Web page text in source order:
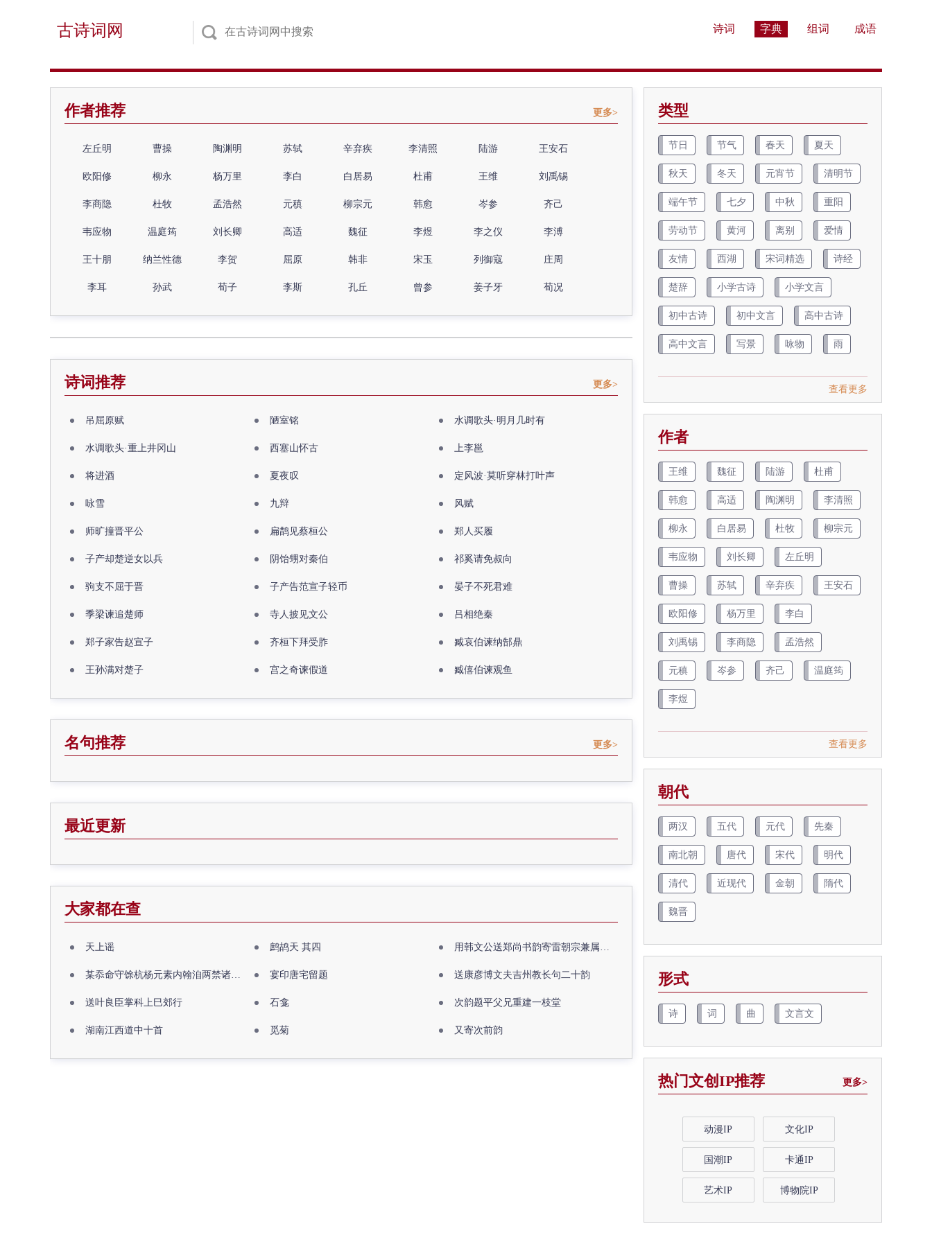
古诗词网 诗词 字典 组词 成语
作者推荐 更多>
左丘明 曹操 陶渊明 苏轼 辛弃疾 李清照 陆游 王安石
欧阳修 柳永 杨万里 李白 白居易 杜甫 王维 刘禹锡
李商隐 杜牧 孟浩然 元稹 柳宗元 韩愈 岑参 齐己
韦应物 温庭筠 刘长卿 高适 魏征 李煜 李之仪 李溥
王十朋 纳兰性德 李贺 屈原 韩非 宋玉 列御寇 庄周
李耳 孙武 荀子 李斯 孔丘 曾参 姜子牙 荀况
诗词推荐 更多>
吊屈原赋 陋室铭 水调歌头·明月几时有
水调歌头·重上井冈山 西塞山怀古 上李邕
将进酒 夏夜叹 定风波·莫听穿林打叶声
咏雪 九辩 风赋
师旷撞晋平公 扁鹊见蔡桓公 郑人买履
子产却楚逆女以兵 阴饴甥对秦伯 祁奚请免叔向
驹支不屈于晋 子产告范宣子轻币 晏子不死君难
季梁谏追楚师 寺人披见文公 吕相绝秦
郑子家告赵宣子 齐桓下拜受胙 臧哀伯谏纳郜鼎
王孙满对楚子 宫之奇谏假道 臧僖伯谏观鱼
名句推荐 更多>
最近更新
大家都在查
天上谣 鹧鸪天 其四 用韩文公送郑尚书韵寄雷朝宗兼属欧阳全真
某忝命守馀杭杨元素内翰洎两禁诸公出祖佛寺 宴印唐宅留题 送康彦博文夫吉州教长句二十韵
送叶良臣掌科上巳郊行 石龛 次韵题平父兄重建一枝堂
湖南江西道中十首 觅菊 又寄次前韵
类型
节日 节气 春天 夏天
秋天 冬天 元宵节 清明节
端午节 七夕 中秋 重阳
劳动节 黄河 离别 爱情
友情 西湖 宋词精选 诗经
楚辞 小学古诗 小学文言
初中古诗 初中文言 高中古诗
高中文言 写景 咏物 雨
查看更多
作者
王维 魏征 陆游 杜甫
韩愈 高适 陶渊明 李清照
柳永 白居易 杜牧 柳宗元
韦应物 刘长卿 左丘明
曹操 苏轼 辛弃疾 王安石
欧阳修 杨万里 李白
刘禹锡 李商隐 孟浩然
元稹 岑参 齐己 温庭筠
李煜
查看更多
朝代
两汉 五代 元代 先秦
南北朝 唐代 宋代 明代
清代 近现代 金朝 隋代
魏晋
形式
诗 词 曲 文言文
热门文创IP推荐 更多>
动漫IP 文化IP
国潮IP 卡通IP
艺术IP 博物院IP